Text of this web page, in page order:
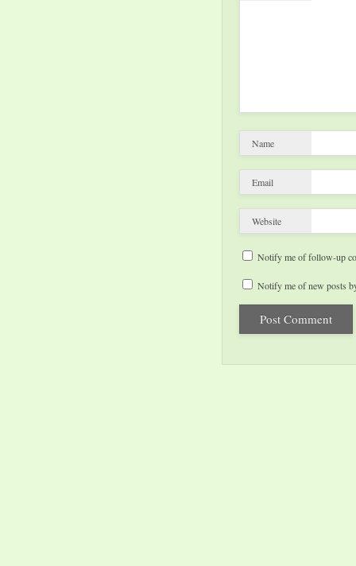
Name
Email
Website
Notify me of follow-up
Notify me of new posts